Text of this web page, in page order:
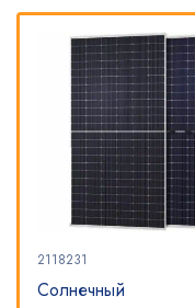
2118231
Солнечный